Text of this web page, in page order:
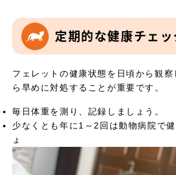
定期的な健康チェッ
フェレットの健康状態を日頃から観
ら早めに対処することが重要です。
毎日体重を測り、記録しましょう。
少なくとも年に1～2回は動物病院で
ょ